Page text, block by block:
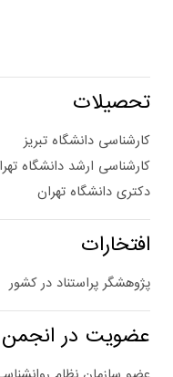
تحصیلات
کارشناسی دانشگاه تبریز
کارشناسی ارشد دانشگاه
دکتری دانشگاه تهران
افتخارات
پژوهشگر پراستناد در کشور
عضویت در